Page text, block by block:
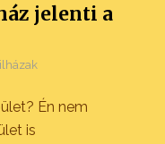
jelenti a
Én nem
is